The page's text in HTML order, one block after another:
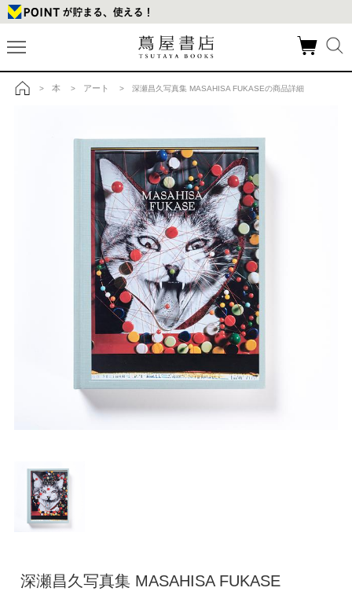
> 本 > アート > 深瀬昌久写真集 MASAHISA FUKASEの商品詳細
深瀬昌久写真集 MASAHISA FUKASE